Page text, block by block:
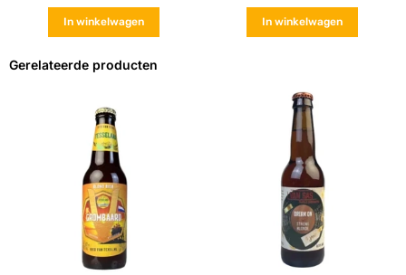
In winkelwagen In winkelwagen
Gerelateerde producten